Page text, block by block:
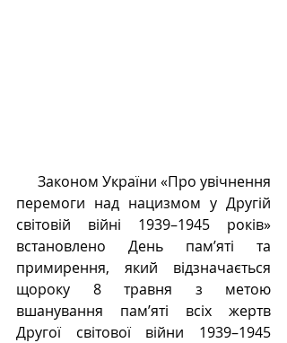
   Законом України «Про увічнення
перемоги над нацизмом у Другій
світовій війні 1939–1945 років»
встановлено День пам’яті та
примирення, який відзначається
щороку 8 травня з метою
вшанування пам’яті всіх жертв
Другої світової війни 1939–1945